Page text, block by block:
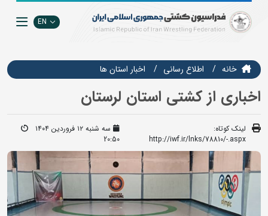
EN
خانه اطلاع رسانی اخبار استان ها
اخباری از کشتی استان لرستان
لینک کوتاه:
http://iwf.ir/lnks/78810/-.aspx
سه شنبه ۱۲ فروردین ۱۴۰۴
20:50